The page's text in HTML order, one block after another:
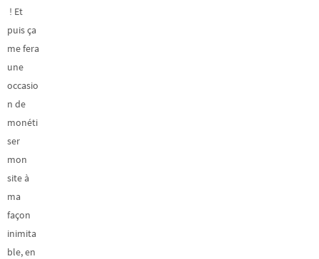
! Et
puis ça
me fera
une
occasio
n de
monéti
ser
mon
site à
ma
façon
inimita
ble, en